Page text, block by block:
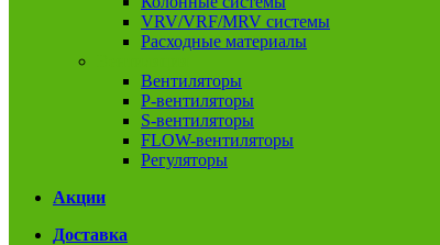
VRV/VRF/MRV системы
Расходные материалы
Вентиляторы
P-вентиляторы
S-вентиляторы
FLOW-вентиляторы
Регуляторы
Акции
Доставка